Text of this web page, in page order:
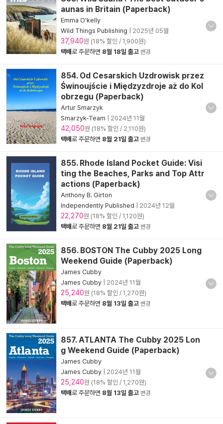
aunas in Britain (Paperback)
Emma O'kelly
Wild Things Publishing
2025년 05월
37,940원 (18% 할인 / 1,900원)
택배로 주문하면 8월 18일 출고 변경
854. Od Cesarskich Uzdrowisk przez
Świnoujście i Międzyzdroje aż do Kol
obrzegu (Paperback)
Artur Smarzyk
Smarzyk-Team
2024년 11월
42,050원 (18% 할인 / 2,110원)
택배로 주문하면 8월 21일 출고 변경
855. Rhode Island Pocket Guide: Visi
ting the Beaches, Parks and Top Attr
actions (Paperback)
Anthony B. Girton
Independently Published
2024년 12월
22,270원 (18% 할인 / 1,120원)
택배로 주문하면 8월 21일 출고 변경
856. BOSTON The Cubby 2025 Long
Weekend Guide (Paperback)
James Cubby
James Cubby
2024년 11월
25,240원 (18% 할인 / 1,270원)
택배로 주문하면 8월 13일 출고 변경
857. ATLANTA The Cubby 2025 Lon
g Weekend Guide (Paperback)
James Cubby
James Cubby
2024년 11월
25,240원 (18% 할인 / 1,270원)
택배로 주문하면 8월 13일 출고 변경